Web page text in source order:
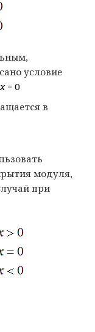
условие
x= 0
в
модуля,
при